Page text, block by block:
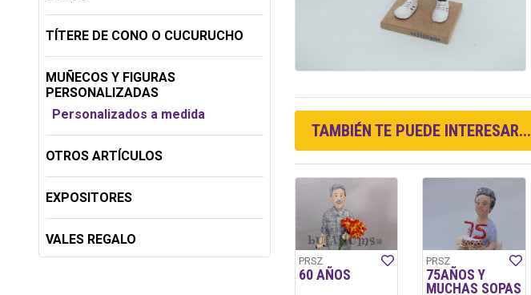
TÍTERE DE CONO O CUCURUCHO
MUÑECOS Y FIGURAS
PERSONALIZADAS
Personalizados a medida
OTROS ARTÍCULOS
EXPOSITORES
VALES REGALO
TAMBIÉN TE PUEDE INTERESAR...
PRSZ
60 AÑOS
PRSZ
75AÑOS Y
MUCHAS SOPAS